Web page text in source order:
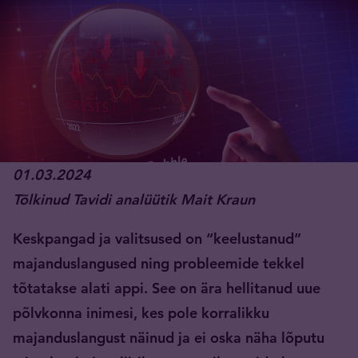
01.03.2024
Tõlkinud Tavidi analüütik Mait Kraun
Keskpangad ja valitsused on “keelustanud”
majanduslangused ning probleemide tekkel
tõtatakse alati appi. See on ära hellitanud uue
põlvkonna inimesi, kes pole korralikku
majanduslangust näinud ja ei oska näha lõputu